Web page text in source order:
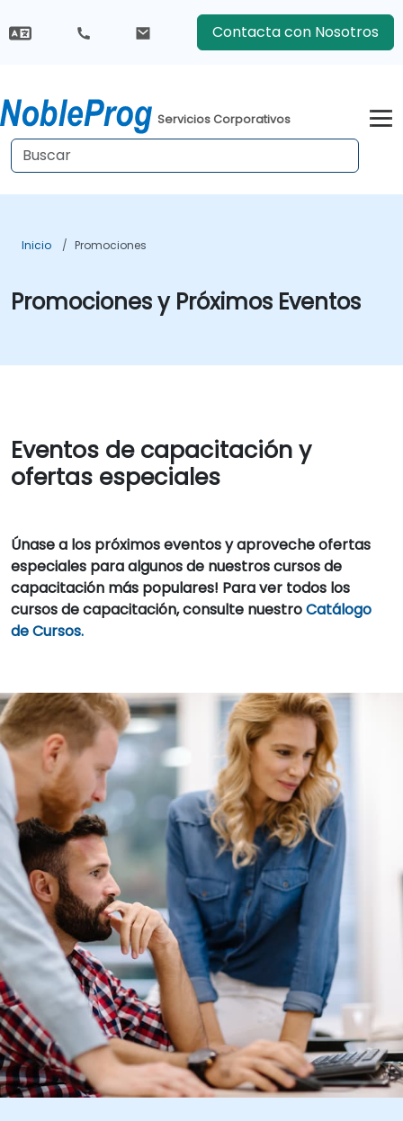
Contacta con Nosotros
Servicios Corporativos
Inicio Promociones
Promociones y Próximos Eventos
Eventos de capacitación y
ofertas especiales
Únase a los próximos eventos y aproveche ofertas
especiales para algunos de nuestros cursos de
capacitación más populares! Para ver todos los
cursos de capacitación, consulte nuestroCatálogo
de Cursos.